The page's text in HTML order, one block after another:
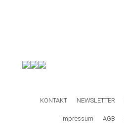
KONTAKT NEWSLETTER
Impressum AGB